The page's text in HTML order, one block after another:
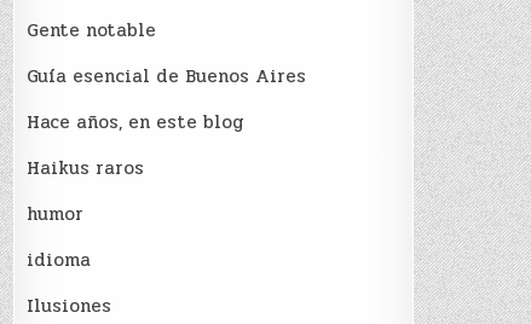
Gente notable
Guía esencial de Buenos Aires
Hace años, en este blog
Haikus raros
humor
idioma
Ilusiones